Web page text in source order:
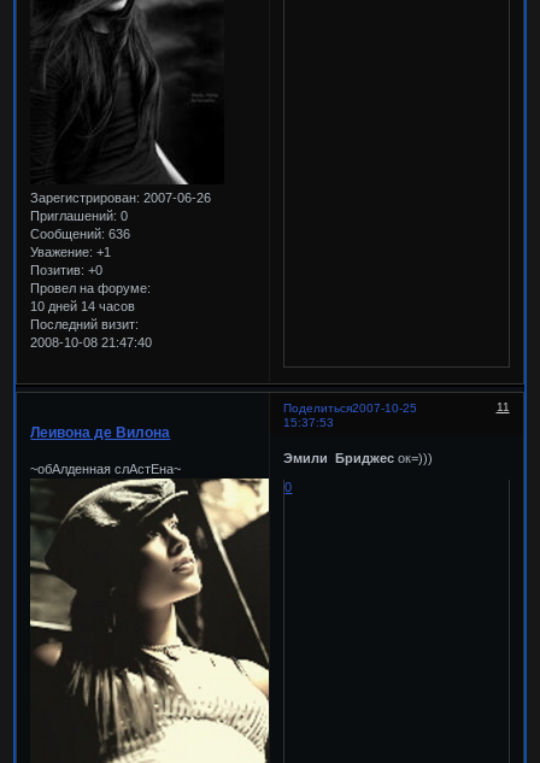
Зарегистрирован: 2007-06-26
Приглашений: 0
Сообщений: 636
Уважение: +1
Позитив: +0
Провел на форуме:
10 дней 14 часов
Последний визит:
2008-10-08 21:47:40
Поделиться 11
2007-10-25
15:37:53
Леивона де Вилона
~обАлденная слАстЕна~
Эмили Бриджес ок=)))
0